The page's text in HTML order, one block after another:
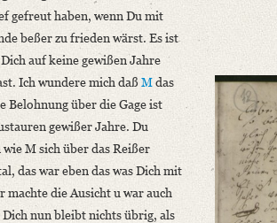
sowie Absende- und Empfangsort erschlossen. –
Sächsische Landesbibliothek - Staats- und
Mscr.Dresd.e.90,XIX,Bd.21,Nr.12
3 S. auf Doppelbl., hs. m. U.
Willhelm, ich dancke Dir recht sehr, daß Du so
gefreut haben, wenn Du mit
beßer zu frieden wärst. Es ist
auf keine gewißen Jahre
Ich wundere mich daß Mdas
Belohnung über die Gage ist
gewißer Jahre. Du
M sich über das Reißer
das war eben das was Dich mit
machte die Ausicht u war auch
nun bleibt nichts übrig, als